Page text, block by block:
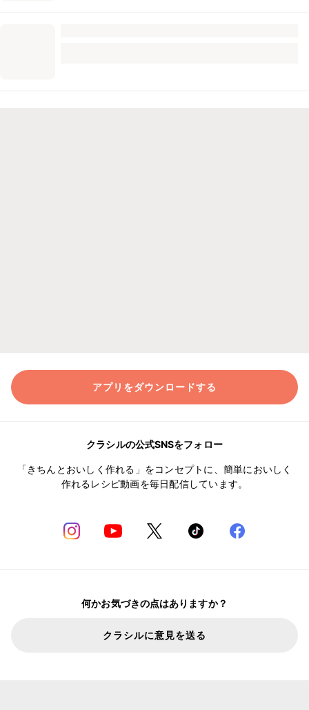
アプリをダウンロードする
クラシルの公式SNSをフォロー
「きちんとおいしく作れる」をコンセプトに、簡単においしく
作れるレシピ動画を毎日配信しています。
何かお気づきの点はありますか？
クラシルに意見を送る